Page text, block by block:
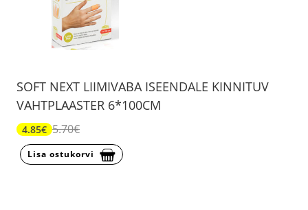
SOFT NEXT LIIMIVABA ISEENDALE KINNITUV
VAHTPLAASTER 6*100CM
4.85€ 5.70€
Lisa ostukorvi